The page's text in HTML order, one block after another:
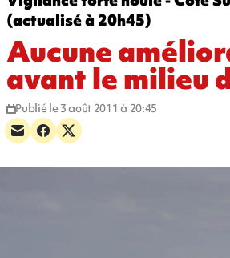
(actualisé à 20h45)
Aucune
avant le milieu
Publié le 3 août 2011 à 20:45